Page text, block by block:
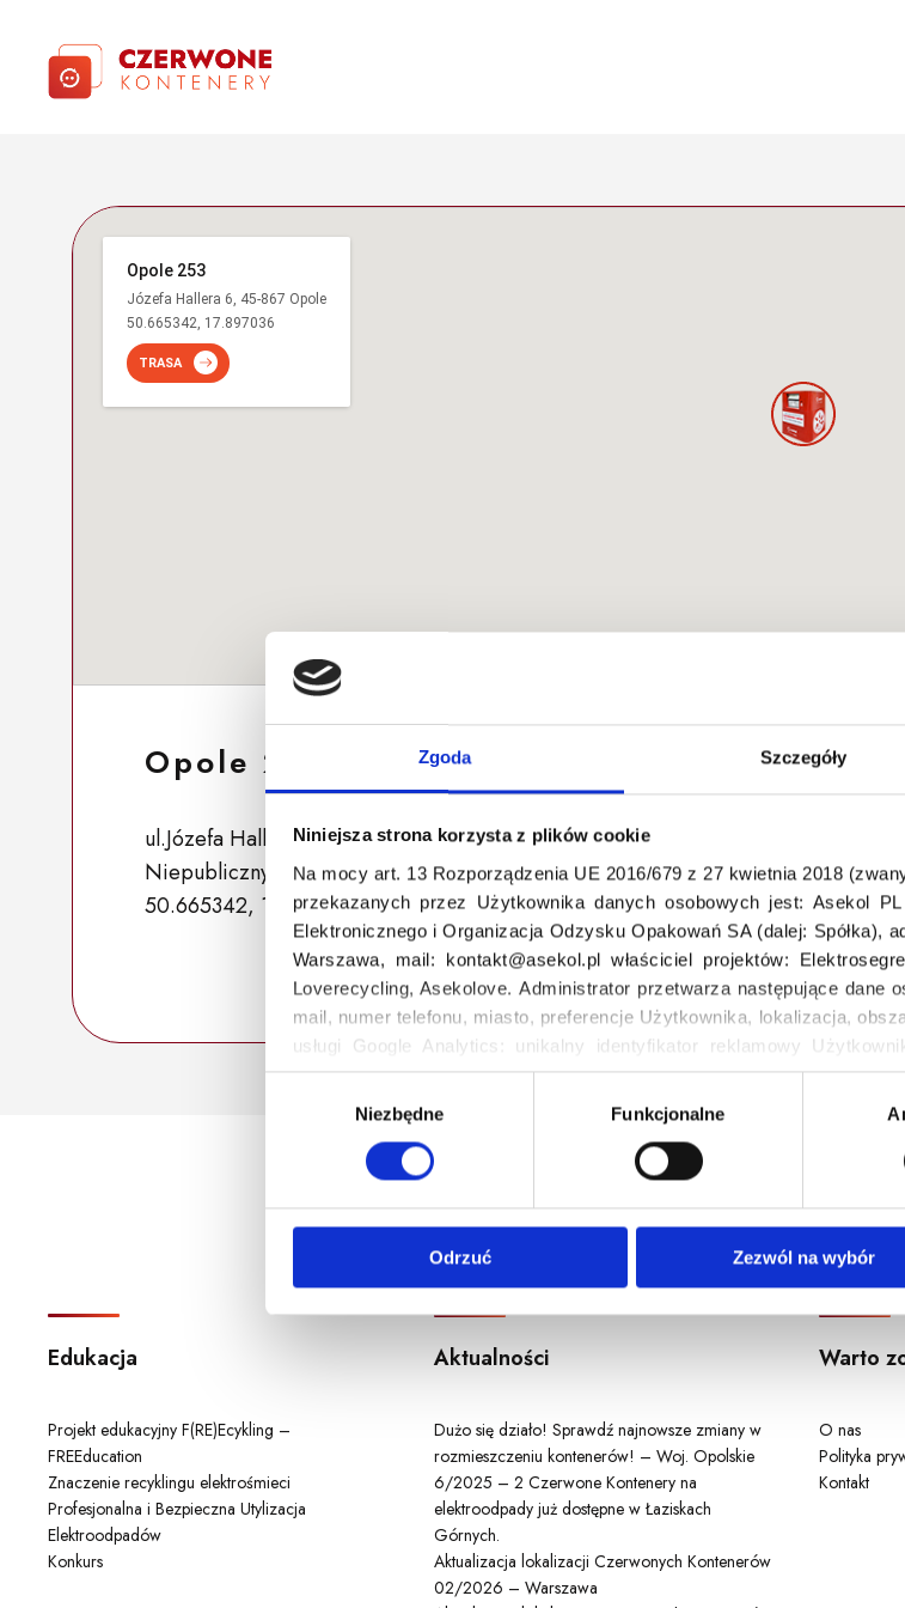
Zgoda Szczegóły
Niniejsza strona korzysta z plików cookie
Na mocy art. 13 Rozporządzenia UE 2016/679 z 27 kwietnia 2018
przekazanych przez Użytkownika danych osobowych jest: Asekol
Elektronicznego i Organizacja Odzysku Opakowań SA (dalej: Spółka),
Warszawa, mail: kontakt@asekol.pl właściciel projektów:
Loverecycling, Asekolove. Administrator przetwarza następujące dane
mail, numer telefonu, miasto, preferencje Użytkownika, lokalizacja,
usługi Google Analytics: unikalny identyfikator reklamowy
godzina korzystania z serwisu, dane demograficzne: kraj, miasto,
d
Niezbędne Funkcjonalne
Odrzuć Zezwól na wybór
Opole 253
Józefa Hallera 6, 45-867 Opole
50.665342, 17.897036
TRASA
Opole 253
ul.Józefa Hallera 6, 45-867 Opole, Polska
Niepubliczny punkt zbiórki przeznaczony tylko dla osób mających dostęp do
50.665342, 17.897036
Edukacja
Projekt edukacyjny F(RE)Ecykling –
FREEducation
Znaczenie recyklingu elektrośmieci
Profesjonalna i Bezpieczna Utylizacja
Elektroodpadów
Konkurs
Aktualności
Dużo się działo! Sprawdź najnowsze zmiany w
rozmieszczeniu kontenerów! – Woj. Opolskie
6/2025 – 2 Czerwone Kontenery na
elektroodpady już dostępne w Łaziskach
Górnych.
Aktualizacja lokalizacji Czerwonych Kontenerów
02/2026 – Warszawa
Warto
O nas
Polityka
Kontakt